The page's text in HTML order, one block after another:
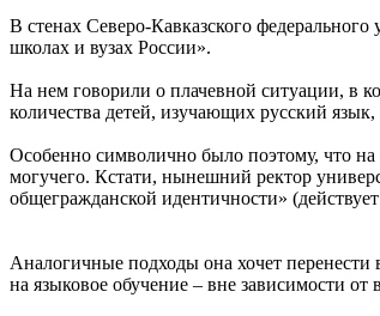
В стенах Северо-Кавказского
школах и вузах России».
На нем говорили о плачевной ситуации, в
количества детей, изучающих русский
Особенно символично было поэтому, что
могучего. Кстати, нынешний ректор
общегражданской идентичности»
Аналогичные подходы она хочет перенести
на языковое обучение – вне зависимости